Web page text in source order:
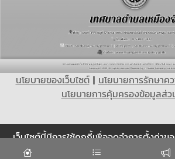
นโยบายของเว็บไซต์| นโยบายการรักษา
นโยบายการคุ้มครองข้อมูลส่
Cookie
เว็บไซต์นี้มีการใช้คุกกี้เพื่อจดจำการตั้งค่า
ประสบการณ์การใช้งานของคุณให้ดียิ่ง